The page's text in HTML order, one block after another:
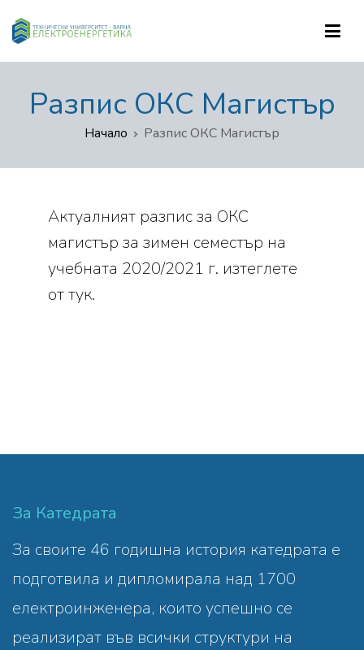
Разпис ОКС Магистър
Начало Разпис ОКС Магистър
Актуалният разпис за ОКС
магистър за зимен семестър на
учебната 2020/2021 г. изтеглете
оттук.
За Катедрата
За своите 46 годишна история катедрата е
подготвила и дипломирала над 1700
електроинженера, които успешно се
реализират във всички структури на